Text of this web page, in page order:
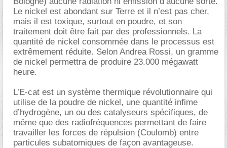
Le nickel est abondant sur Terre et il n’est pas cher,
mais il est toxique, surtout en poudre, et son
traitement doit être fait par des professionnels. La
quantité de nickel consommée dans le processus est
extrêmement réduite. Selon Andrea Rossi, un gramme
de nickel permettra de produire 23.000 mégawatt
heure.
L’E-cat est un système thermique révolutionnaire qui
utilise de la poudre de nickel, une quantité infime
d’hydrogène, un ou des catalyseurs spécifiques, de
même que des radiofréquences permettant de faire
travailler les forces de répulsion (Coulomb) entre
particules subatomiques de façon avantageuse.